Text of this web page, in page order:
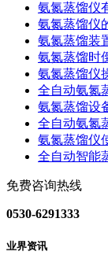
氨氮蒸馏仪
氨氮蒸馏仪
氨氮蒸馏装
氨氮蒸馏时
氨氮蒸馏仪
全自动氨氮
氨氮蒸馏设
全自动氨氮
氨氮蒸馏仪
全自动智能
免费咨询热线
0530-6291333
业界资讯